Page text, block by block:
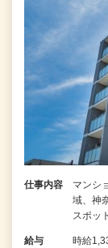
仕事内容
マンシ
域、神
スポッ
給与 時給